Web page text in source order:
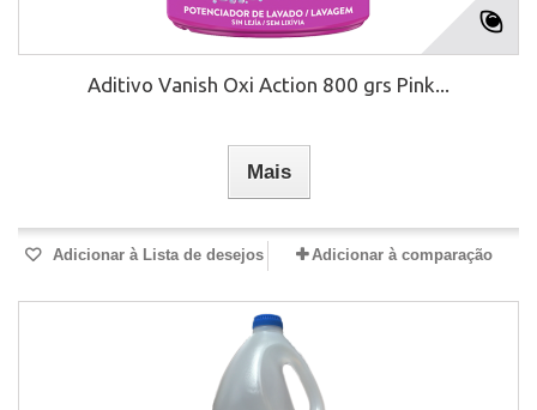
Aditivo Vanish Oxi Action 800 grs Pink...
Mais
Adicionar à Lista de desejos Adicionar à comparação